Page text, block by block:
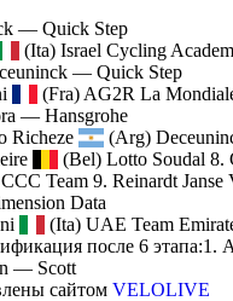
— Quick Step
(Ita) Israel Cycling
— Quick Step
(Fra) AG2R La
— Hansgrohe
Richeze
(Arg)
(Bel) Lotto Soudal 8.
Team 9. Reinardt Janse
Data
(Ita) UAE Team
после 6 этапа:1.
— Scott
сайтом VELOLIVE